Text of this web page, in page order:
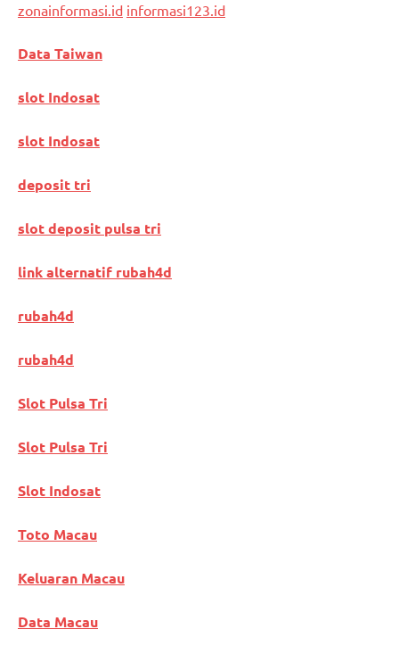
zonainformasi.id informasi123.id
Data Taiwan
slot Indosat
slot Indosat
deposit tri
slot deposit pulsa tri
link alternatif rubah4d
rubah4d
rubah4d
Slot Pulsa Tri
Slot Pulsa Tri
Slot Indosat
Toto Macau
Keluaran Macau
Data Macau